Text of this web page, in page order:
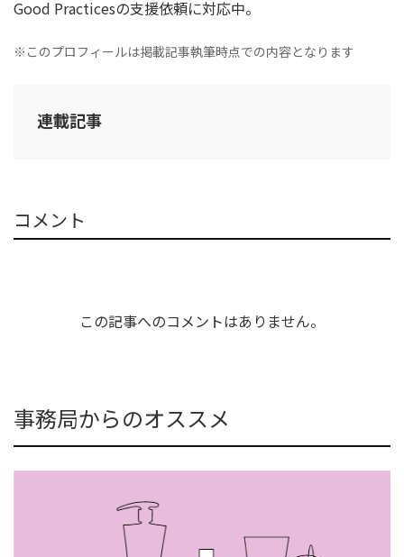
Good Practicesの支援依頼に対応中。
※このプロフィールは掲載記事執筆時点での内容となります
連載記事
コメント
この記事へのコメントはありません。
事務局からのオススメ